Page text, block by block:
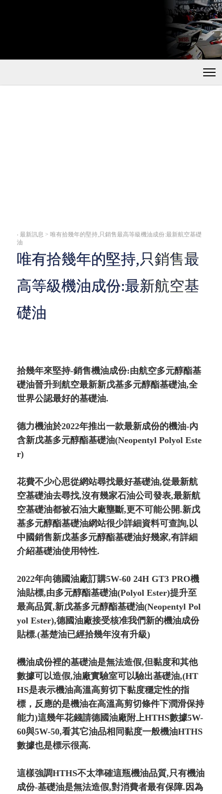
‧最新訊息 > 唯有拾幾年的堅持,只銷售最高等級機油成份:最新航空基礎
油
唯有拾幾年的堅持,只銷售最
高等級機油成份:最新航空基
礎油
拾幾年來堅持-銷售機油成份:由航空多元醇酯基
礎油晉升到航空最新新戊基多元醇酯基礎油,全
世界公認最好的基礎油.
德力機油於2022年推出一款最新成份的機油-內
含新戊基多元醇酯基礎油(Neopentyl Polyol Este
r)
花費不少心思從網站尋找最好基礎油,從最新航
空基礎油去尋找,沒有幾家石油公司發表,最新航
空基礎油都被石油大廠壟斷,更不可能公開.新戊
基多元醇酯基礎油網站很少詳細資料可查詢,以
中國銷售新戊基多元醇酯基礎油好幾家,有詳細
介紹基礎油使用特性.
2022年向德國油廠訂購5W-60 24H GT3 PRO機
油貼標,由多元醇酯基礎油(Polyol Ester)提升至
最高品質,新戊基多元醇酯基礎油(Neopentyl Pol
yol Ester),德國油廠接受核准我們新的機油成份
貼標.(基楚油已經拾幾年沒有升級)
機油成份裡的基礎油是無法造假,但黏度和其他
數據可以造假,油廠實驗室可以驗出基礎油,(HT
HS是表示機油高溫高剪切下黏度穩定性的指
標，反應的是機油在高溫高剪切條件下潤滑保持
能力)這幾年花錢請德國油廠附上HTHS數據5W-
60與5W-50,看其它油品相同黏度一般機油HTHS
數據也是標示很高.
這樣強調HTHS不太準確這瓶機油品質,只有機油
成份-基礎油是無法造假,對消費者最有保障.因為